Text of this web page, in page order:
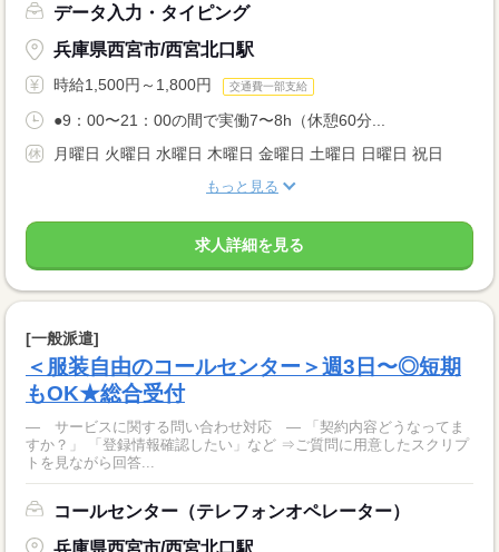
データ入力・タイピング
兵庫県西宮市/西宮北口駅
時給1,500円～1,800円 交通費一部支給
●9：00〜21：00の間で実働7〜8h（休憩60分...
月曜日 火曜日 水曜日 木曜日 金曜日 土曜日 日曜日 祝日
もっと見る
求人詳細を見る
[一般派遣]
＜服装自由のコールセンター＞週3日〜◎短期
もOK★総合受付
― サービスに関する問い合わせ対応 ― 「契約内容どうなってま
すか？」 「登録情報確認したい」など ⇒ご質問に用意したスクリプ
トを見ながら回答...
コールセンター（テレフォンオペレーター）
兵庫県西宮市/西宮北口駅